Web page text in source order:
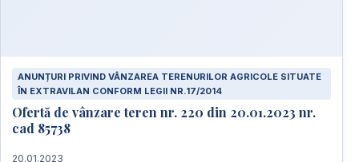
ANUNȚURI PRIVIND VÂNZAREA TERENURILOR AGRICOLE SITUATE
ÎN EXTRAVILAN CONFORM LEGII NR.17/2014
Ofertă de vânzare teren nr. 220 din 20.01.2023 nr.
cad 85738
20.01.2023